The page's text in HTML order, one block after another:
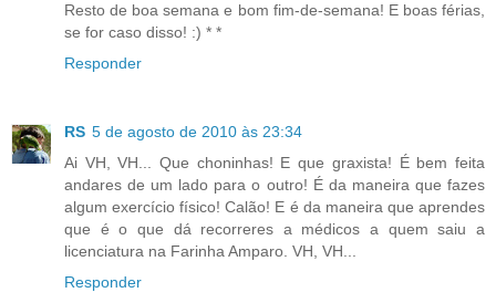
Resto de boa semana e bom fim-de-semana! E boas férias,
se for caso disso! :) * *
Responder
RS 5 de agosto de 2010 às 23:34
Ai VH, VH... Que choninhas! E que graxista! É bem feita
andares de um lado para o outro! É da maneira que fazes
algum exercício físico! Calão! E é da maneira que aprendes
que é o que dá recorreres a médicos a quem saiu a
licenciatura na Farinha Amparo. VH, VH...
Responder